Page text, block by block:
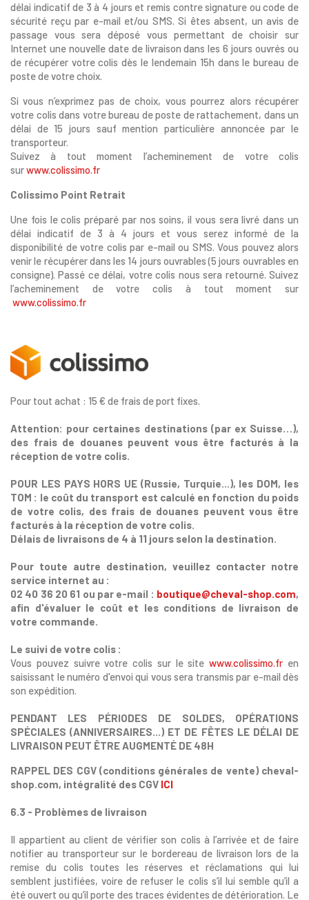
délai indicatif de 3 à 4 jours et remis contre signature ou code de
sécurité reçu par e-mail et/ou SMS. Si êtes absent, un avis de
passage vous sera déposé vous permettant de choisir sur
Internet une nouvelle date de livraison dans les 6 jours ouvrés ou
de récupérer votre colis dès le lendemain 15h dans le bureau de
poste de votre choix.
Si vous n’exprimez pas de choix, vous pourrez alors récupérer
votre colis dans votre bureau de poste de rattachement, dans un
délai de 15 jours sauf mention particulière annoncée par le
transporteur.
Suivez à tout moment l’acheminement de votre colis
surwww.colissimo.fr
Colissimo Point Retrait
Une fois le colis préparé par nos soins, il vous sera livré dans un
délai indicatif de 3 à 4 jours et vous serez informé de la
disponibilité de votre colis par e-mail ou SMS. Vous pouvez alors
venir le récupérer dans les 14 jours ouvrables (5 jours ouvrables en
consigne). Passé ce délai, votre colis nous sera retourné. Suivez
l’acheminement de votre colis à tout moment sur
www.colissimo.fr
Pour tout achat : 15 € de frais de port fixes.
Attention: pour certaines destinations (par ex Suisse…),
des frais de douanes peuvent vous être facturés à la
réception de votre colis.
POUR LES PAYS HORS UE (Russie, Turquie...), les DOM, les
TOM : le coût du transport est calculé en fonction du poids
de votre colis, des frais de douanes peuvent vous être
facturés à la réception de votre colis.
Délais de livraisons de 4 à 11 jours selon la destination.
Pour toute autre destination, veuillez contacter notre
service internet au :
02 40 36 20 61 ou par e-mail : boutique@cheval-shop.com,
afin d'évaluer le coût et les conditions de livraison de
votre commande.
Le suivi de votre colis :
Vous pouvez suivre votre colis sur le sitewww.colissimo.fr en
saisissant le numéro d'envoi qui vous sera transmis par e-mail dès
son expédition.
PENDANT LES PÉRIODES DE SOLDES, OPÉRATIONS
SPÉCIALES (ANNIVERSAIRES...) ET DE FÊTES LE DÉLAI DE
LIVRAISON PEUT ÊTRE AUGMENTÉ DE 48H
RAPPEL DES CGV (conditions générales de vente) cheval-
shop.com, intégralité des CGV ICI
6.3 - Problèmes de livraison
Il appartient au client de vérifier son colis à l’arrivée et de faire
notifier au transporteur sur le bordereau de livraison lors de la
remise du colis toutes les réserves et réclamations qui lui
semblent justifiées, voire de refuser le colis s’il lui semble qu’il a
été ouvert ou qu’il porte des traces évidentes de détérioration. Le
ANNULER SE
CONNECTER